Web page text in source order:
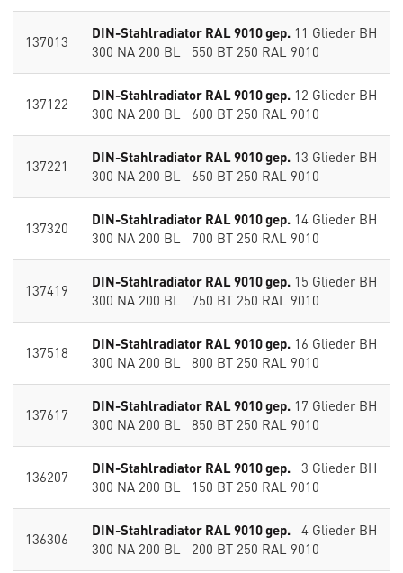
137013 DIN-Stahlradiator RAL 9010 gep. 11 Glieder BH
300 NA 200 BL 550 BT 250 RAL 9010
137122 DIN-Stahlradiator RAL 9010 gep. 12 Glieder BH
300 NA 200 BL 600 BT 250 RAL 9010
137221 DIN-Stahlradiator RAL 9010 gep. 13 Glieder BH
300 NA 200 BL 650 BT 250 RAL 9010
137320 DIN-Stahlradiator RAL 9010 gep. 14 Glieder BH
300 NA 200 BL 700 BT 250 RAL 9010
137419 DIN-Stahlradiator RAL 9010 gep. 15 Glieder BH
300 NA 200 BL 750 BT 250 RAL 9010
137518 DIN-Stahlradiator RAL 9010 gep. 16 Glieder BH
300 NA 200 BL 800 BT 250 RAL 9010
137617 DIN-Stahlradiator RAL 9010 gep. 17 Glieder BH
300 NA 200 BL 850 BT 250 RAL 9010
136207 DIN-Stahlradiator RAL 9010 gep. 3 Glieder BH
300 NA 200 BL 150 BT 250 RAL 9010
136306 DIN-Stahlradiator RAL 9010 gep. 4 Glieder BH
300 NA 200 BL 200 BT 250 RAL 9010